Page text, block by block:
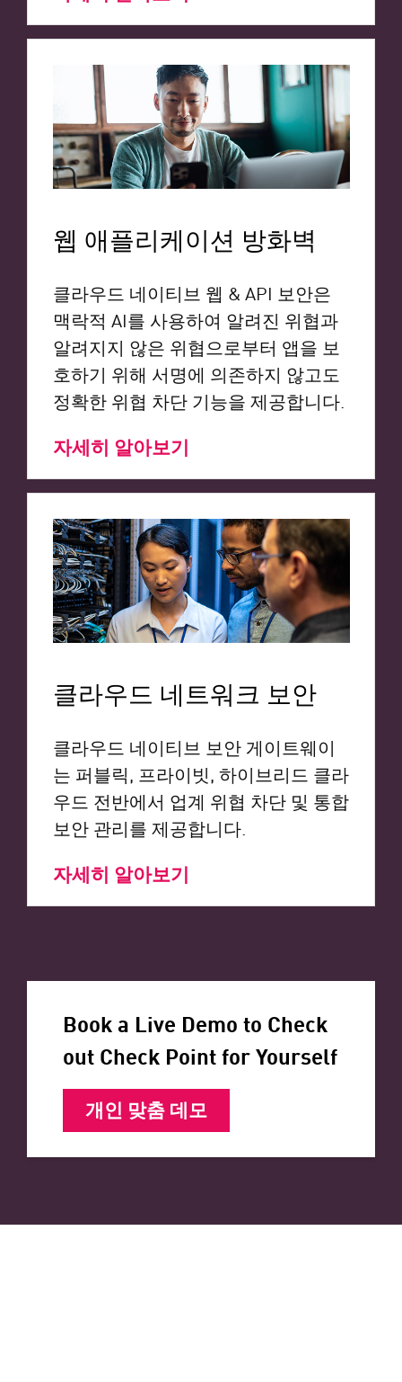
웹 애플리케이션 방화벽
클라우드 네이티브 웹 & API 보안은
맥락적 AI를 사용하여 알려진 위협과
알려지지 않은 위협으로부터 앱을 보
호하기 위해 서명에 의존하지 않고도
정확한 위협 차단 기능을 제공합니다.
자세히 알아보기
클라우드 네트워크 보안
클라우드 네이티브 보안 게이트웨이
는 퍼블릭, 프라이빗, 하이브리드 클라
우드 전반에서 업계 위협 차단 및 통합
보안 관리를 제공합니다.
자세히 알아보기
Book a Live Demo to Check
out Check Point for Yourself
개인 맞춤 데모